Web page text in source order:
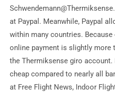
at Paypal. Meanwhile, Paypal
within many countries.
online payment is slightly more
the Thermiksense giro account.
cheap compared to nearly all
at Free Flight News, Indoor